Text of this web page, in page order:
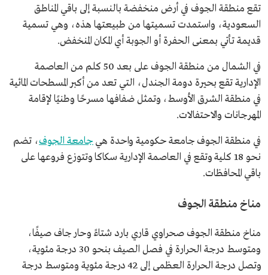
تقع منطقة الجوف في أرض منخفضة بالنسبة إلى باقي المناطق
السعودية، واستمدت تسميتها من طبيعتها هذه، وهي تسمية
قديمة تأتي بمعنى الحفرة أو الجوبة أي المكان المنخفض.
في الشمال من منطقة الجوف على بعد 50 كلم من العاصمة
الإدارية تقع بحيرة دومة الجندل، التي تعد من أكبر المسطحات المائية
في منطقة الشرق الأوسط، وتمثل ضفافها مسرحًا وطنيًا لإقامة
المهرجانات والاحتفالات.
في منطقة الجوف جامعة حكومية واحدة هي جامعة الجوف، تضم
نحو 18 كلية وتقع في العاصمة الإدارية سكاكا وتتوزع فروعها على
باقي المحافظات.
مناخ منطقة الجوف
مناخ منطقة الجوف صحراوي قاري بارد شتاءً وحار جاف صيفًا،
ومتوسط درجة الحرارة في فصل الصيف بنحو 30 درجة مئوية،
وتصل درجة الحرارة العظمى إلى 42 درجة مئوية ومتوسط درجة